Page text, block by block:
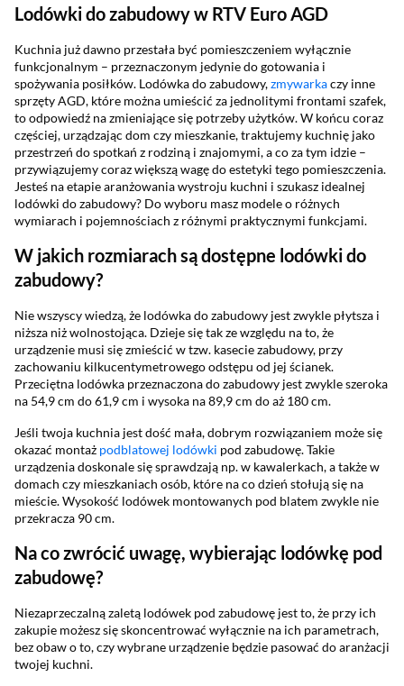
Lodówki do zabudowy w RTV Euro AGD
Kuchnia już dawno przestała być pomieszczeniem wyłącznie
funkcjonalnym – przeznaczonym jedynie do gotowania i
spożywania posiłków. Lodówka do zabudowy,zmywarkaczy inne
sprzęty AGD, które można umieścić za jednolitymi frontami szafek,
to odpowiedź na zmieniające się potrzeby użytków. W końcu coraz
częściej, urządzając dom czy mieszkanie, traktujemy kuchnię jako
przestrzeń do spotkań z rodziną i znajomymi, a co za tym idzie –
przywiązujemy coraz większą wagę do estetyki tego pomieszczenia.
Jesteś na etapie aranżowania wystroju kuchni i szukasz idealnej
lodówki do zabudowy? Do wyboru masz modele o różnych
wymiarach i pojemnościach z różnymi praktycznymi funkcjami.
W jakich rozmiarach są dostępne lodówki do
zabudowy?
Nie wszyscy wiedzą, że lodówka do zabudowy jest zwykle płytsza i
niższa niż wolnostojąca. Dzieje się tak ze względu na to, że
urządzenie musi się zmieścić w tzw. kasecie zabudowy, przy
zachowaniu kilkucentymetrowego odstępu od jej ścianek.
Przeciętna lodówka przeznaczona do zabudowy jest zwykle szeroka
na 54,9 cm do 61,9 cm i wysoka na 89,9 cm do aż 180 cm.
Jeśli twoja kuchnia jest dość mała, dobrym rozwiązaniem może się
okazać montaż podblatowej lodówki pod zabudowę. Takie
urządzenia doskonale się sprawdzają np. w kawalerkach, a także w
domach czy mieszkaniach osób, które na co dzień stołują się na
mieście. Wysokość lodówek montowanych pod blatem zwykle nie
przekracza 90 cm.
Na co zwrócić uwagę, wybierając lodówkę pod
zabudowę?
Niezaprzeczalną zaletą lodówek pod zabudowę jest to, że przy ich
zakupie możesz się skoncentrować wyłącznie na ich parametrach,
bez obaw o to, czy wybrane urządzenie będzie pasować do aranżacji
twojej kuchni.